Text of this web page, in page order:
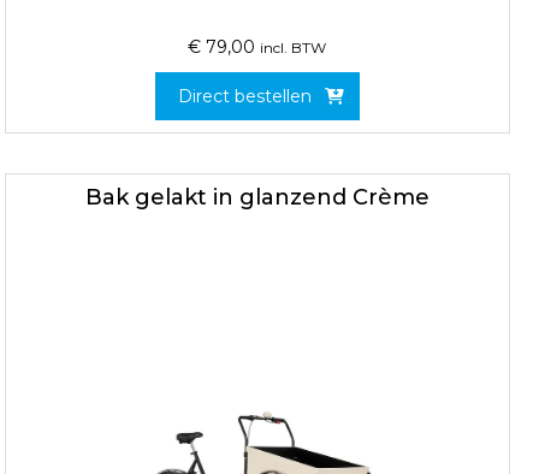
€ 79,00 incl. BTW
Direct bestellen
Bak gelakt in glanzend Crème